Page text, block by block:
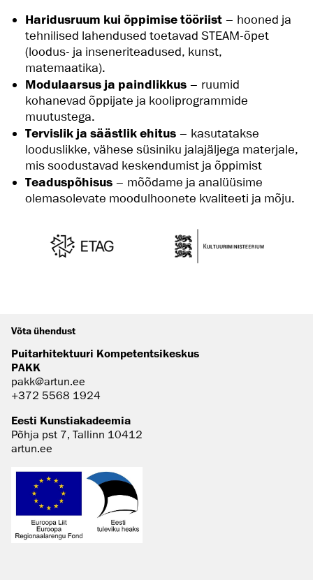
Haridusruum kui õppimise tööriist – hooned ja
tehnilised lahendused toetavad STEAM-õpet
(loodus- ja inseneriteadused, kunst,
matemaatika).
Modulaarsus ja paindlikkus – ruumid
kohanevad õppijate ja kooliprogrammide
muutustega.
Tervislik ja säästlik ehitus – kasutatakse
looduslikke, vähese süsiniku jalajäljega materjale,
mis soodustavad keskendumist ja õppimist
Teaduspõhisus – mõõdame ja analüüsime
olemasolevate moodulhoonete kvaliteeti ja mõju.
Võta ühendust
Puitarhitektuuri Kompetentsikeskus
PAKK
pakk@artun.ee
+372 5568 1924
Eesti Kunstiakadeemia
Põhja pst 7, Tallinn 10412
artun.ee